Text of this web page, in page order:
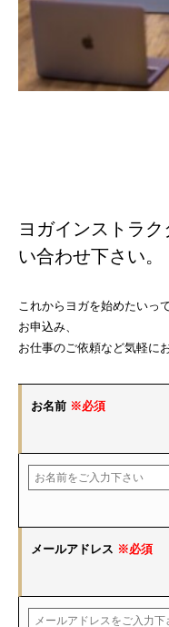
ヨガインストラ
い合わせ下さい。
これからヨガを始めたいっ
お申込み、
お仕事のご依頼など気軽に
お名前 ※必須
メールアドレス ※必須